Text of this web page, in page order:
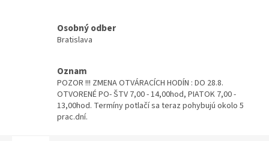
Osobný odber
Bratislava
Oznam
POZOR !!! ZMENA OTVÁRACÍCH HODÍN : DO 28.8.
OTVORENÉ PO- ŠTV 7,00 - 14,00hod, PIATOK 7,00 -
13,00hod. Termíny potlačí sa teraz pohybujú okolo 5
prac.dní.